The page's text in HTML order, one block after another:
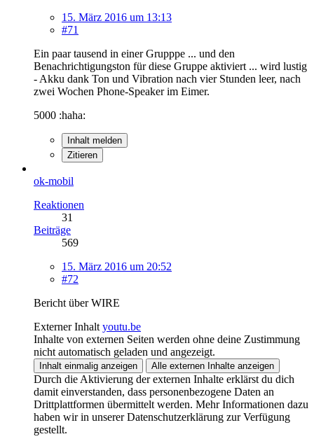
15. März 2016 um 13:13
#71
Ein paar tausend in einer Grupppe ... und den
Benachrichtigungston für diese Gruppe aktiviert ... wird lustig
- Akku dank Ton und Vibration nach vier Stunden leer, nach
zwei Wochen Phone-Speaker im Eimer.
5000 :haha:
Inhalt melden
Zitieren
ok-mobil
Reaktionen
31
Beiträge
569
15. März 2016 um 20:52
#72
Bericht über WIRE
Externer Inhalt youtu.be
Inhalte von externen Seiten werden ohne deine Zustimmung
nicht automatisch geladen und angezeigt.
Inhalt einmalig anzeigen Alle externen Inhalte anzeigen
Durch die Aktivierung der externen Inhalte erklärst du dich
damit einverstanden, dass personenbezogene Daten an
Drittplattformen übermittelt werden. Mehr Informationen dazu
haben wir in unserer Datenschutzerklärung zur Verfügung
gestellt.